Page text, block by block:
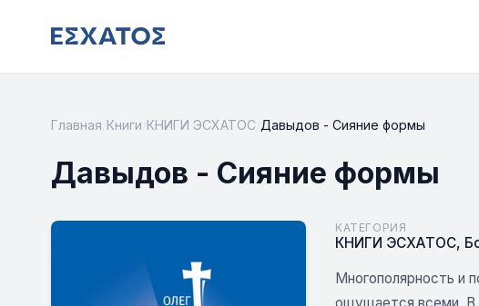
Главная Книги КНИГИ ЭСХАТОС Давыдов - Сияние формы
Давыдов - Сияние формы
КАТЕГОРИЯ
КНИГИ ЭСХАТОС,
Многополярность и